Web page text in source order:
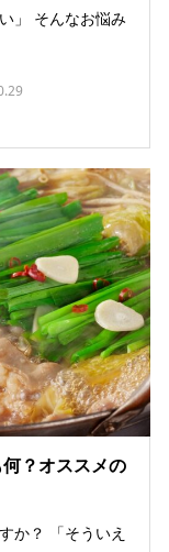
」 そんなお悩み
？オススメの
か？ 「そういえ